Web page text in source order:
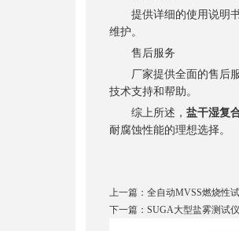
提供详细的使用说明书
维护。
售后服务
厂家提供全面的售后服
技术支持和帮助。
综上所述， 盐干湿复
耐腐蚀性能的理想选择。
上一篇： 全自动MVSS燃烧性
下一篇： SUGA大型盐雾测试仪